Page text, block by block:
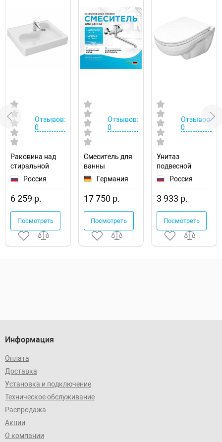
Отзывов:
0
Раковина над
стиральной
машиной Santek
1WH501770
Россия
6 259 р.
Посмотреть
Отзывов:
0
Смеситель для
ванны
Hansgrohe Logis
71402000
универсальный
Германия
17 750 р.
Посмотреть
Отзывов:
0
Унитаз
подвесной
Sanita Luxe Best
Россия
3 933 р.
Посмотреть
Информация
Оплата
Доставка
Установка и подключение
Техническое обслуживание
Распродажа
Акции
О компании